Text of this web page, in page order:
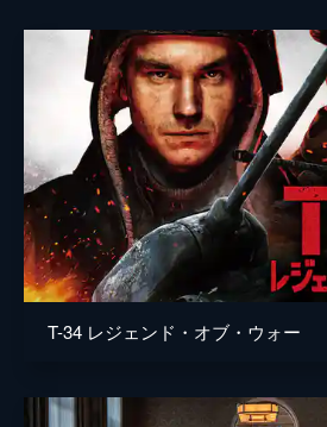
ミスター・ドーソン
ジョージ
ファリアー
声の出演
監督
音楽
T-34 レジェンド・オブ・ウォー